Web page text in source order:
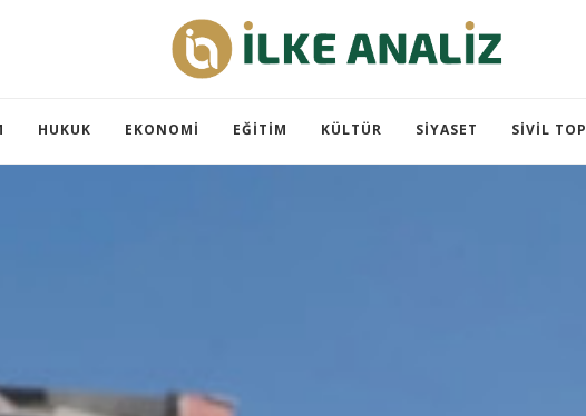
HUKUK EKONOMI EĞITIM KÜLTÜR SIYASET SIVIL